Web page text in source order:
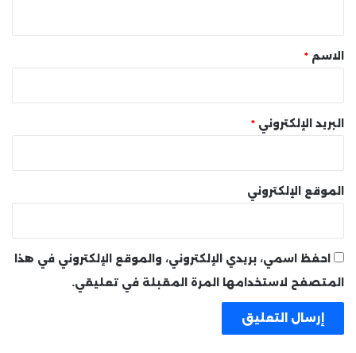
* الاسم *
البريد الإلكتروني *
الموقع الإلكتروني
احفظ اسمي، بريدي الإلكتروني، والموقع الإلكتروني في هذا
المتصفح لاستخدامها المرة المقبلة في تعليقي.